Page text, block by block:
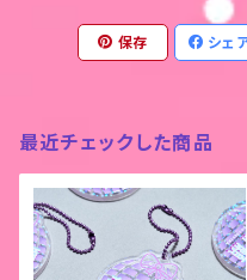
保存 シェ
最近チェックした商品